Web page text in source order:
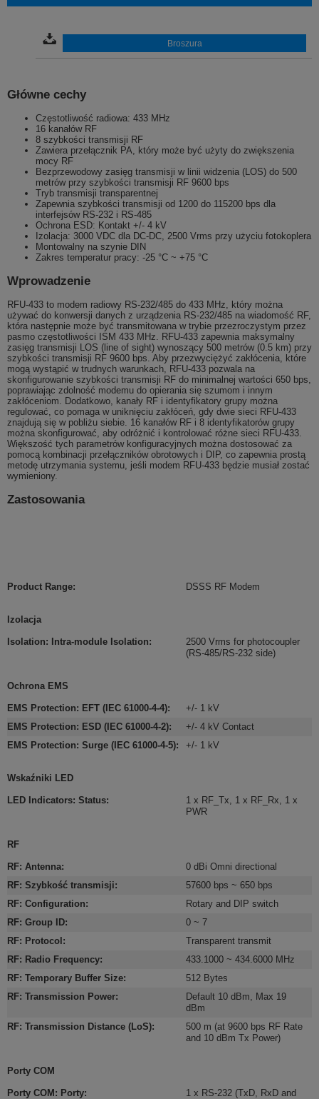
Broszura
Główne cechy
Częstotliwość radiowa: 433 MHz
16 kanałów RF
8 szybkości transmisji RF
Zawiera przełącznik PA, który może być użyty do zwiększenia
mocy RF
Bezprzewodowy zasięg transmisji w linii widzenia (LOS) do 500
metrów przy szybkości transmisji RF 9600 bps
Tryb transmisji transparentnej
Zapewnia szybkości transmisji od 1200 do 115200 bps dla
interfejsów RS-232 i RS-485
Ochrona ESD: Kontakt +/- 4 kV
Izolacja: 3000 VDC dla DC-DC, 2500 Vrms przy użyciu fotokoplera
Montowalny na szynie DIN
Zakres temperatur pracy: -25 °C ~ +75 °C
Wprowadzenie
RFU-433 to modem radiowy RS-232/485 do 433 MHz, który można
używać do konwersji danych z urządzenia RS-232/485 na wiadomość RF,
która następnie może być transmitowana w trybie przezroczystym przez
pasmo częstotliwości ISM 433 MHz. RFU-433 zapewnia maksymalny
zasięg transmisji LOS (line of sight) wynoszący 500 metrów (0.5 km) przy
szybkości transmisji RF 9600 bps. Aby przezwyciężyć zakłócenia, które
mogą wystąpić w trudnych warunkach, RFU-433 pozwala na
skonfigurowanie szybkości transmisji RF do minimalnej wartości 650 bps,
poprawiając zdolność modemu do opierania się szumom i innym
zakłóceniom. Dodatkowo, kanały RF i identyfikatory grupy można
regulować, co pomaga w uniknięciu zakłóceń, gdy dwie sieci RFU-433
znajdują się w pobliżu siebie. 16 kanałów RF i 8 identyfikatorów grupy
można skonfigurować, aby odróżnić i kontrolować różne sieci RFU-433.
Większość tych parametrów konfiguracyjnych można dostosować za
pomocą kombinacji przełączników obrotowych i DIP, co zapewnia prostą
metodę utrzymania systemu, jeśli modem RFU-433 będzie musiał zostać
wymieniony.
Zastosowania
Product Range: DSSS RF Modem
Izolacja
Isolation: Intra-module Isolation:
2500 Vrms for photocoupler
(RS-485/RS-232 side)
Ochrona EMS
EMS Protection: EFT (IEC 61000-4-4):
+/- 1 kV
EMS Protection: ESD (IEC 61000-4-2):
+/- 4 kV Contact
EMS Protection: Surge (IEC 61000-4-5): +/- 1 kV
Wskaźniki LED
LED Indicators: Status: 1 x RF_Tx, 1 x RF_Rx, 1 x
PWR
RF
RF: Antenna:
0 dBi Omni directional
RF: Szybkość transmisji:
57600 bps ~ 650 bps
RF: Configuration:
Rotary and DIP switch
RF: Group ID:
0 ~ 7
RF: Protocol :
Transparent transmit
RF: Radio Frequency:
433.1000 ~ 434.6000 MHz
RF: Temporary Buffer Size:
512 Bytes
RF: Transmission Power:
Default 10 dBm, Max 19
dBm
RF: Transmission Distance (LoS):
500 m (at 9600 bps RF Rate
and 10 dBm Tx Power)
Porty COM
Porty COM: Porty: 1 x RS-232 (TxD, RxD and